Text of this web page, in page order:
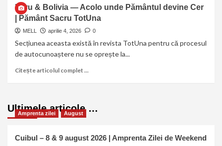
Peru & Bolivia — Acolo unde Pământul devine Cer
| Pământ Sacru TotUna
MELL aprilie 4, 2026 0
Secțiunea aceasta există în revista TotUna pentru că procesul
de autocunoaștere nu se oprește la...
Citește articolul complet ...
Ultimele articole …
Amprenta zilei August
Cuibul – 8 & 9 august 2026 | Amprenta Zilei de Weekend